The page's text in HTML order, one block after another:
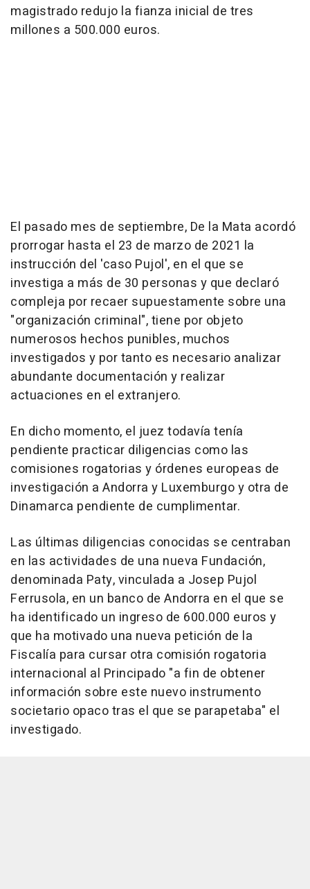
magistrado redujo la fianza inicial de tres
millones a 500.000 euros.
El pasado mes de septiembre, De la Mata acordó
prorrogar hasta el 23 de marzo de 2021 la
instrucción del 'caso Pujol', en el que se
investiga a más de 30 personas y que declaró
compleja por recaer supuestamente sobre una
"organización criminal", tiene por objeto
numerosos hechos punibles, muchos
investigados y por tanto es necesario analizar
abundante documentación y realizar
actuaciones en el extranjero.
En dicho momento, el juez todavía tenía
pendiente practicar diligencias como las
comisiones rogatorias y órdenes europeas de
investigación a Andorra y Luxemburgo y otra de
Dinamarca pendiente de cumplimentar.
Las últimas diligencias conocidas se centraban
en las actividades de una nueva Fundación,
denominada Paty, vinculada a Josep Pujol
Ferrusola, en un banco de Andorra en el que se
ha identificado un ingreso de 600.000 euros y
que ha motivado una nueva petición de la
Fiscalía para cursar otra comisión rogatoria
internacional al Principado "a fin de obtener
información sobre este nuevo instrumento
societario opaco tras el que se parapetaba" el
investigado.